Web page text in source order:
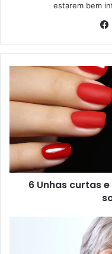
estarem bem
6 Unhas curtas